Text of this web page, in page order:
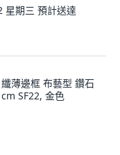
星期三 預計送達
薄邊框 布藝型 鑽石
SF22, 金色